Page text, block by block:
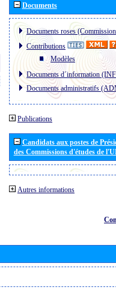
Documents
Documents roses
Contributions
Modèles
Documents d´information
Documents administratifs
Publications
Candidats aux postes de
des Commissions d'études de
Autres informations